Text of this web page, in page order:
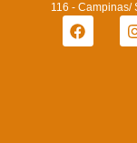
116 - Campinas/